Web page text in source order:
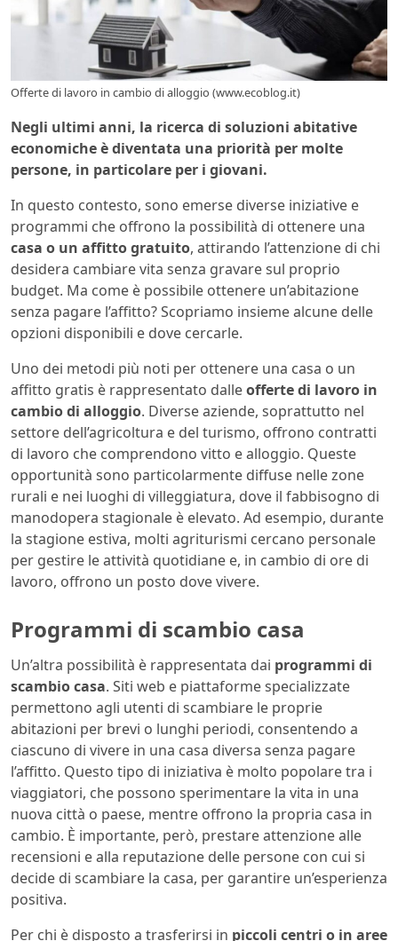
Offerte di lavoro in cambio di alloggio (www.ecoblog.it)
Negli ultimi anni, la ricerca di soluzioni abitative
economiche è diventata una priorità per molte
persone, in particolare per i giovani.
In questo contesto, sono emerse diverse iniziative e
programmi che offrono la possibilità di ottenere una
casa o un affitto gratuito, attirando l’attenzione di chi
desidera cambiare vita senza gravare sul proprio
budget. Ma come è possibile ottenere un’abitazione
senza pagare l’affitto? Scopriamo insieme alcune delle
opzioni disponibili e dove cercarle.
Uno dei metodi più noti per ottenere una casa o un
affitto gratis è rappresentato dalleofferte di lavoro in
cambio di alloggio. Diverse aziende, soprattutto nel
settore dell’agricoltura e del turismo, offrono contratti
di lavoro che comprendono vitto e alloggio. Queste
opportunità sono particolarmente diffuse nelle zone
rurali e nei luoghi di villeggiatura, dove il fabbisogno di
manodopera stagionale è elevato. Ad esempio, durante
la stagione estiva, molti agriturismi cercano personale
per gestire le attività quotidiane e, in cambio di ore di
lavoro, offrono un posto dove vivere.
Programmi di scambio casa
Un’altra possibilità è rappresentata dai programmi di
scambio casa. Siti web e piattaforme specializzate
permettono agli utenti di scambiare le proprie
abitazioni per brevi o lunghi periodi, consentendo a
ciascuno di vivere in una casa diversa senza pagare
l’affitto. Questo tipo di iniziativa è molto popolare tra i
viaggiatori, che possono sperimentare la vita in una
nuova città o paese, mentre offrono la propria casa in
cambio. È importante, però, prestare attenzione alle
recensioni e alla reputazione delle persone con cui si
decide di scambiare la casa, per garantire un’esperienza
positiva.
Per chi è disposto a trasferirsi in piccoli centri o in aree